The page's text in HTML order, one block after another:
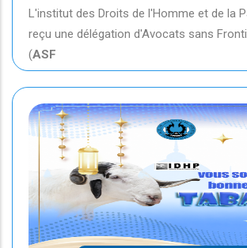
L'institut des Droits de l'Homme et de la
reçu une délégation d'Avocats sans
(ASF